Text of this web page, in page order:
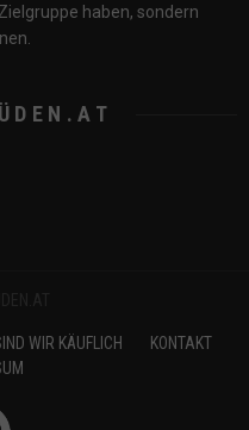
haben, sondern
instagram
WIR KÄUFLICH
KONTAKT